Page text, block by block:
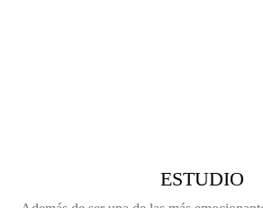
ESTUDIO